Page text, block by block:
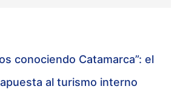
conociendo Catamarca”: el
al turismo interno